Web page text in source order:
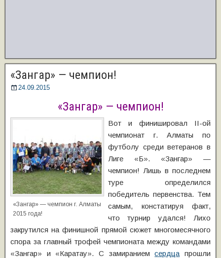
«Зангар» — чемпион!
24.09.2015
«Зангар» — чемпион!
«Зангар» — чемпион г. Алматы
2015 года!
Вот и финишировал II-ой
чемпионат г. Алматы по
футболу среди ветеранов в
Лиге «Б». «Зангар» —
чемпион! Лишь в последнем
туре определился
победитель первенства. Тем
самым, констатируя факт,
что турнир удался! Лихо
закрутился на финишной прямой сюжет многомесячного
спора за главный трофей чемпионата между командами
«Зангар» и «Каратау». С замираниемсердца прошли